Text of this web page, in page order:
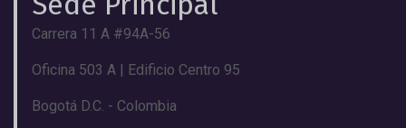
Carrera 11 A #94A-56
Oficina 503 A | Edificio Centro 95
Bogotá D.C. - Colombia